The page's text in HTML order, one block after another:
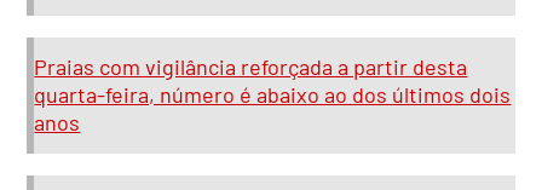
Praias com vigilância reforçada a partir desta
quarta-feira, número é abaixo ao dos últimos dois
anos